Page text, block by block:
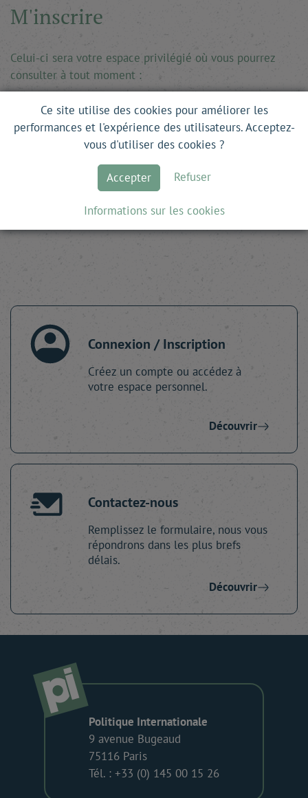
M'inscrire
Celui-ci sera votre espace privilégié où vous pourrez
consulter à tout moment :
Historiques de commandes
Liens vers les revues, articles ou entretiens achetés
Connexion / Inscription
Créez un compte ou accédez à
votre espace personnel.
Découvrir
Contactez-nous
Remplissez le formulaire, nous vous
répondrons dans les plus brefs
délais.
Découvrir
Politique Internationale
9 avenue Bugeaud
75116 Paris
Tél. : +33 (0) 145 00 15 26
Ce site utilise des cookies pour améliorer les
performances et l'expérience des utilisateurs. Acceptez-
vous d'utiliser des cookies ?
Accepter Refuser
Informations sur les cookies